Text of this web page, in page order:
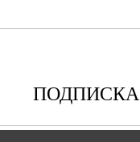
ПОДПИСКА